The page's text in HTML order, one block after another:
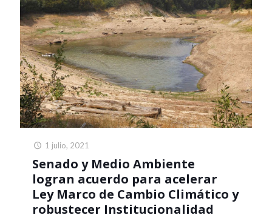
1 julio, 2021
Senado y Medio Ambiente
logran acuerdo para acelerar
Ley Marco de Cambio Climático y
robustecer Institucionalidad